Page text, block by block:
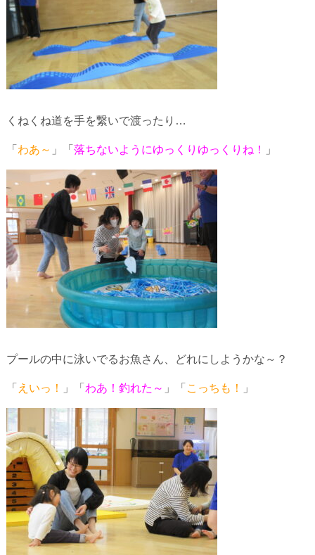
くねくね道を手を繋いで渡ったり…
「 わあ～ 」「 落ちないようにゆっくりゆっくりね！ 」
プールの中に泳いでるお魚さん、どれにしようかな～？
「 えいっ！ 」「 わあ！釣れた～ 」「 こっちも！ 」